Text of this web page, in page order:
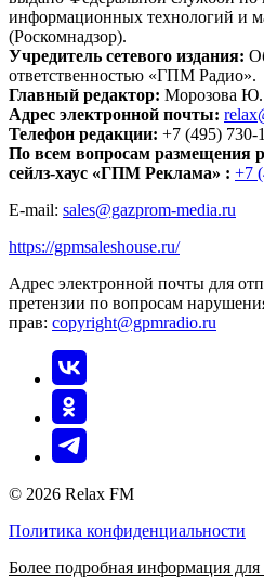
информационных технологий и
(Роскомнадзор).
Учредитель сетевого издания:
ответственностью «ГПМ Радио».
Главный редактор: Морозова
Адрес электронной почты:
Телефон редакции: +7 (495) 730-
По всем вопросам размещения
сейлз-хаус «ГПМ Реклама» : +7
E-mail: sales@gazprom-media.ru
https://gpmsaleshouse.ru/
Адрес электронной почты для
претензии по вопросам
прав: copyright@gpmradio.ru
© 2026 Relax FM
Политика конфиденциальности
Более подробная информация для